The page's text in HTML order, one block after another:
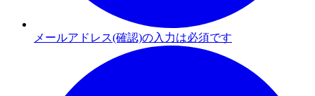
メールアドレス(確認)の入力は必須です